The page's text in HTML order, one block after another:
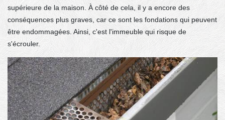
supérieure de la maison. À côté de cela, il y a encore des
conséquences plus graves, car ce sont les fondations qui peuvent
être endommagées. Ainsi, c'est l'immeuble qui risque de
s'écrouler.